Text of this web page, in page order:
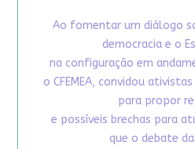
Ao fomentar um diálogo
democracia e o
na configuração em
o CFEMEA, convidou
para propor
e possíveis brechas para
que o debate